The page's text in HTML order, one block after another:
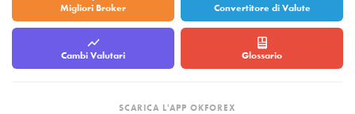
Migliori Broker Convertitore di Valute
Cambi Valutari Glossario
SCARICA L'APP OKFOREX